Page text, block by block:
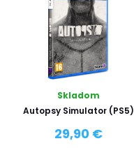
Skladom
Autopsy Simulator (PS5)
29,90 €